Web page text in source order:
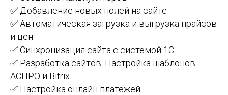
✅ Добавление новых полей на сайте
✅ Автоматическая загрузка и выгрузка прайсов
и цен
✅ Синхронизация сайта с системой 1С
✅ Разработка сайтов. Настройка шаблонов
АСПРО и Bitrix
✅ Настройка онлайн платежей